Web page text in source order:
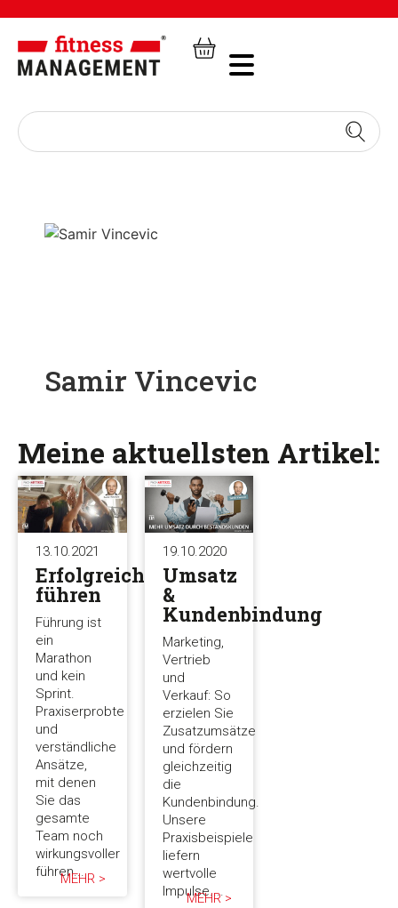
Samir Vincevic
Meine aktuellsten Artikel:
13.10.2021
Erfolgreich
führen
Führung ist
ein
Marathon
und kein
Sprint.
Praxiserprobte
und
verständliche
Ansätze,
mit denen
Sie das
gesamte
Team noch
wirkungsvoller
führen...MEHR >
19.10.2020
Umsatz
&
Kundenbindung
Marketing,
Vertrieb
und
Verkauf: So
erzielen Sie
Zusatzumsätze
und fördern
gleichzeitig
die
Kundenbindung.
Unsere
Praxisbeispiele
liefern
wertvolle
Impulse....
MEHR >